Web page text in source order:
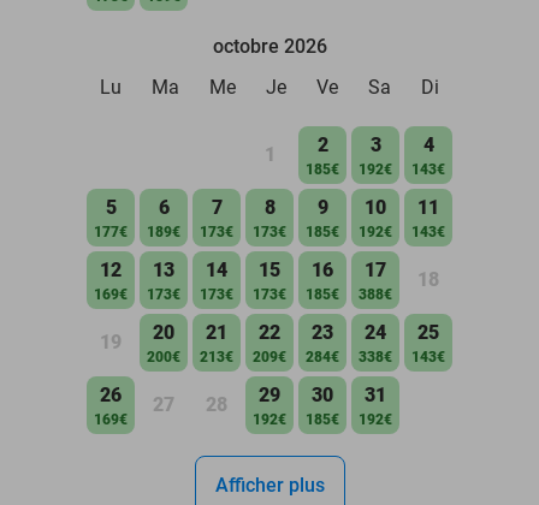
octobre 2026
Lu
Ma Me Je Ve Sa Di
1 2
185€
3
192€
4
143€
5
177€
6
189€
7
173€
8
173€
9
185€
10
192€
11
143€
12
169€
13
173€
14
173€
15
173€
16
185€
17
388€
18
19 20
200€
21
213€
22
209€
23
284€
24
338€
25
143€
26
169€
27 28 29
192€
30
185€
31
192€
Afficher plus